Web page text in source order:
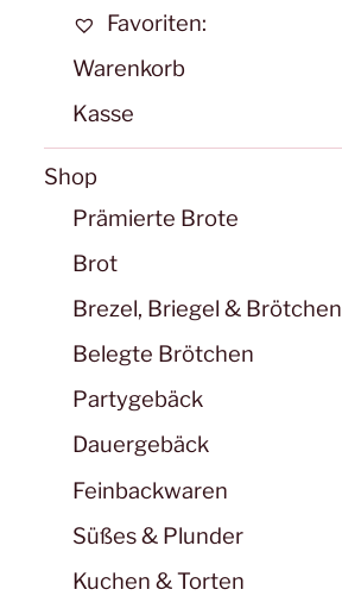
Favoriten:
Warenkorb
Kasse
Shop
Prämierte Brote
Brot
Brezel, Briegel & Brötchen
Belegte Brötchen
Partygebäck
Dauergebäck
Feinbackwaren
Süßes & Plunder
Kuchen & Torten